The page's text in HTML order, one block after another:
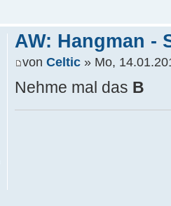
AW: Hangman -
von Celtic » Mo,
Nehme mal das B